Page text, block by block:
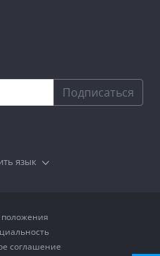
Подписаться
язык
соглашение